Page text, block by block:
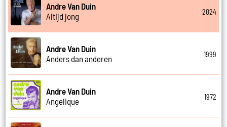
Andre Van Duin
Altijd jong
2024
Andre Van Duin
Anders dan anderen
1999
Andre Van Duin
Angelique
1972